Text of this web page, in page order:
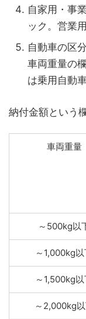
自家用・事
ック。営業
自動車の区
車両重量の
は乗用自動
納付金額という
車両重量
～500kg以
～1,000kg
～1,500kg
～2,000kg